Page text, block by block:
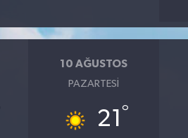
10 AĞUSTOS
PAZARTESI
21 °